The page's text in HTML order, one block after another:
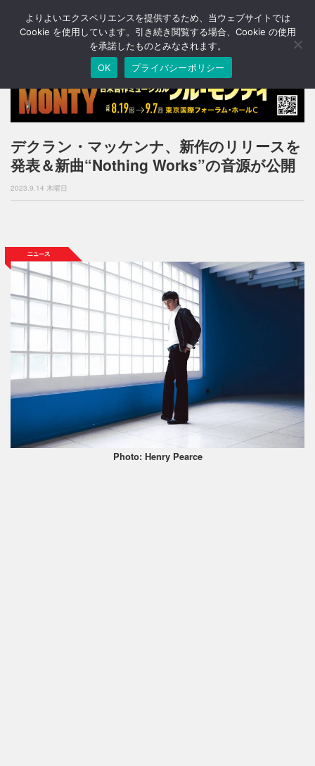
T
o
n
a
v
g
a
o
デクラン・マッケンナ、新作のリリースを
発表＆新曲“Nothing Works”の音源が公開
2023.9.14 木曜日
Photo: Henry Pearce
よりよいエクスペリエンスを提供するため、当ウェブサイトでは
Cookie を使用しています。引き続き閲覧する場合、Cookie の使用
を承諾したものとみなされます。
OK
プライバシーポリシー